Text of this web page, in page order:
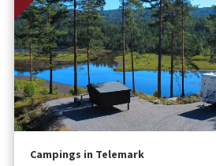
Campings in Telemark